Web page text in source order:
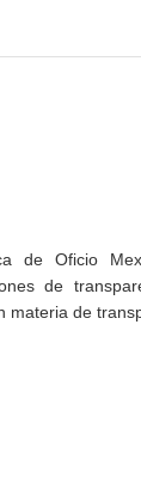
de Oficio
de
de